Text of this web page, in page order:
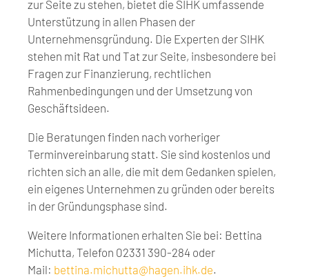
zur Seite zu stehen, bietet die SIHK umfassende
Unterstützung in allen Phasen der
Unternehmensgründung. Die Experten der SIHK
stehen mit Rat und Tat zur Seite, insbesondere bei
Fragen zur Finanzierung, rechtlichen
Rahmenbedingungen und der Umsetzung von
Geschäftsideen.
Die Beratungen finden nach vorheriger
Terminvereinbarung statt. Sie sind kostenlos und
richten sich an alle, die mit dem Gedanken spielen,
ein eigenes Unternehmen zu gründen oder bereits
in der Gründungsphase sind.
Weitere Informationen erhalten Sie bei: Bettina
Michutta, Telefon 02331 390-284 oder
Mail: bettina.michutta@hagen.ihk.de.